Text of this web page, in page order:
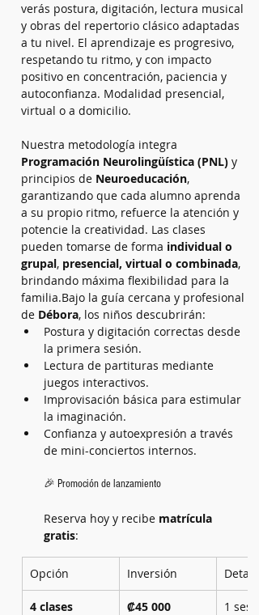
verás postura, digitación, lectura musical
y obras del repertorio clásico adaptadas
a tu nivel. El aprendizaje es progresivo,
respetando tu ritmo, y con impacto
positivo en concentración, paciencia y
autoconfianza. Modalidad presencial,
virtual o a domicilio.
Nuestra metodología integra
Programación Neurolingüística (PNL) y
principios de Neuroeducación,
garantizando que cada alumno aprenda
a su propio ritmo, refuerce la atención y
potencie la creatividad. Las clases
pueden tomarse de forma individual o
grupal, presencial, virtual o combinada,
brindando máxima flexibilidad para la
familia.Bajo la guía cercana y profesional
de Débora, los niños descubrirán:
Postura y digitación correctas desde
la primera sesión.
Lectura de partituras mediante
juegos interactivos.
Improvisación básica para estimular
la imaginación.
Confianza y autoexpresión a través
de mini-conciertos internos.
🎉 Promoción de lanzamiento
Reserva hoy y recibe matrícula
gratis:
Opción Inversión Detalle
4 clases
₡45 000
1